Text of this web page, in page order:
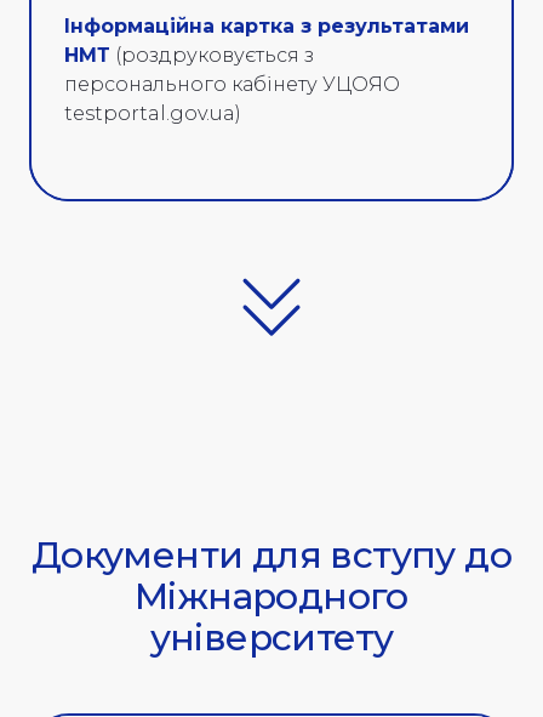
Інформаційна картка з результатами
НМТ (роздруковується з
персонального кабінету УЦОЯО
testportal.gov.ua)
Документи для вступу до
Міжнародного
університету